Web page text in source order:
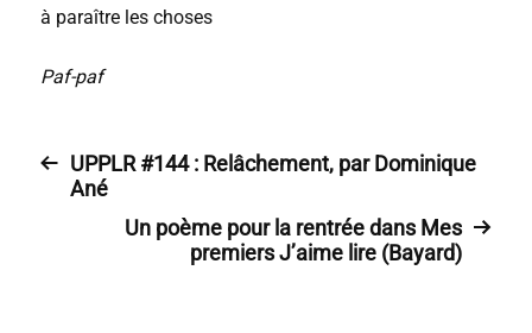
à paraître les choses
Paf-paf
UPPLR #144 : Relâchement, par Dominique
Ané
Un poème pour la rentrée dans Mes
premiers J’aime lire (Bayard)